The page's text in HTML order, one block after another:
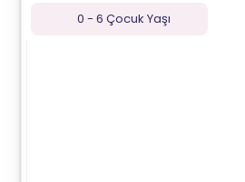
0 - 6 Çocuk Yaşı